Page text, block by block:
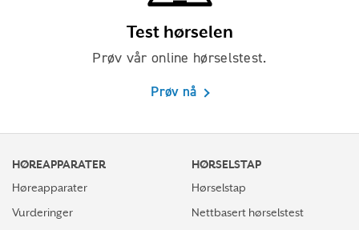
Test hørselen
Prøv vår online hørselstest.
Prøv nå
HØREAPPARATER
Høreapparater
Vurderinger
HØRSELSTAP
Hørselstap
Nettbasert hørselstest